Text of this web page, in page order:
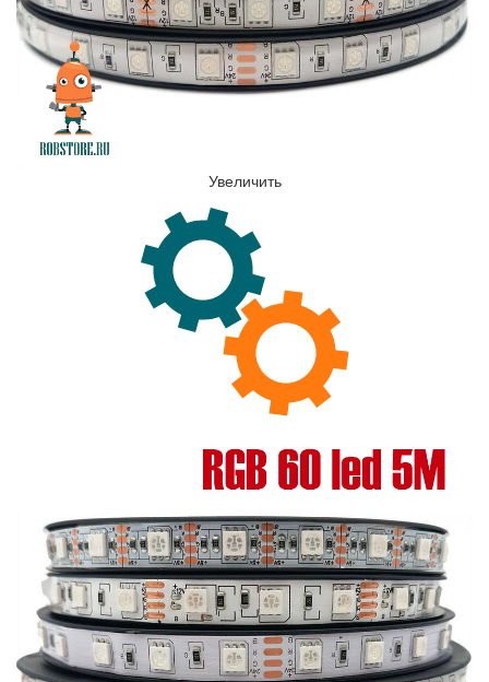
Увеличить